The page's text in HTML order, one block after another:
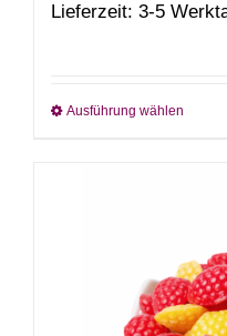
Lieferzeit: 3-5
Ausführung wählen
auf.
Die